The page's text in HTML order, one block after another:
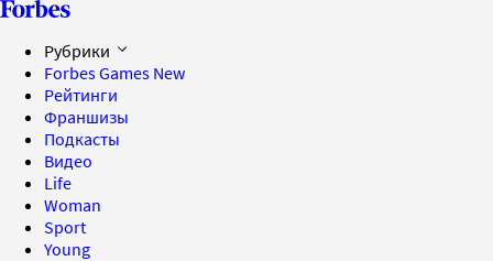
Рубрики
Forbes Games New
Рейтинги
Франшизы
Подкасты
Видео
Life
Woman
Sport
Young